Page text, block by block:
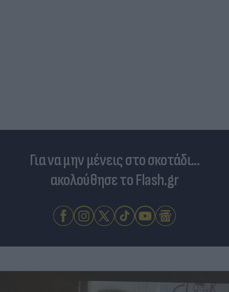
Για να μην μένεις στο σκοτάδι...
ακολούθησε το Flash.gr